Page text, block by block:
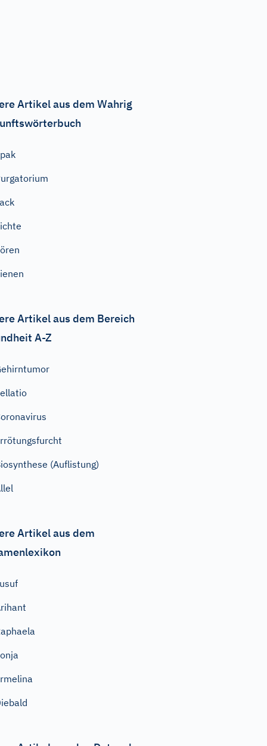
Artikel aus dem Wahrig
Artikel aus dem Bereich
A-Z
(Auflistung)
Artikel aus dem